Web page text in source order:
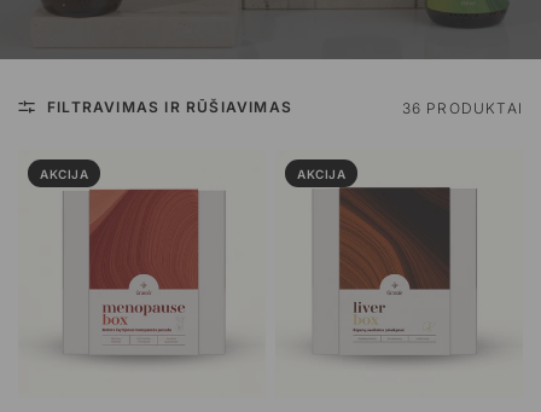
FILTRAVIMAS IR RŪŠIAVIMAS 36 PRODUKTAI
AKCIJA AKCIJA